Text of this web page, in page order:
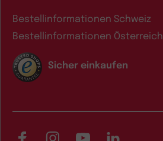
Bestellinformationen Schweiz
Bestellinformationen Österreich
Sicher einkaufen
FacebookInstagramYouTubeLinkedIn